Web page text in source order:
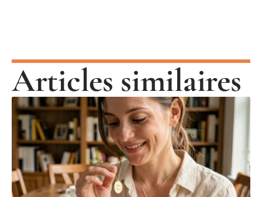
Articles similaires